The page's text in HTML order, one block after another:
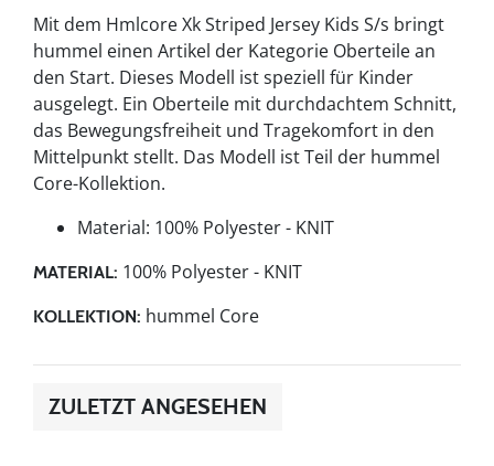
Mit dem Hmlcore Xk Striped Jersey Kids S/s bringt
hummel einen Artikel der Kategorie Oberteile an
den Start. Dieses Modell ist speziell für Kinder
ausgelegt. Ein Oberteile mit durchdachtem Schnitt,
das Bewegungsfreiheit und Tragekomfort in den
Mittelpunkt stellt. Das Modell ist Teil der hummel
Core-Kollektion.
Material: 100% Polyester - KNIT
MATERIAL: 100% Polyester - KNIT
KOLLEKTION: hummel Core
ZULETZT ANGESEHEN